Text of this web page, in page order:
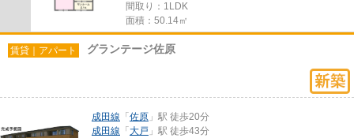
間取り：1LDK
面積：50.14㎡
賃貸｜アパート グランテージ佐原
成田線 「 佐原 」駅 徒歩20分
成田線 「 大戸 」駅 徒歩43分